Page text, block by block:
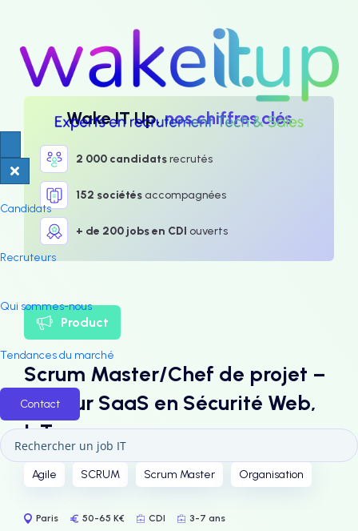
Candidats
Recruteurs
Qui sommes-nous
Tendances du marché
Contact
Wake IT Up,nos chiffres clés
2 000 candidatsrecrutés
152 sociétésaccompagnées
+ de 200 jobs en CDI ouverts
Product
Scrum Master/Chef de projet –
Editeur SaaS en Sécurité Web,
IoT
Agile SCRUM Scrum Master Organisation
Paris 50-65 K€ CDI 3-7 ans